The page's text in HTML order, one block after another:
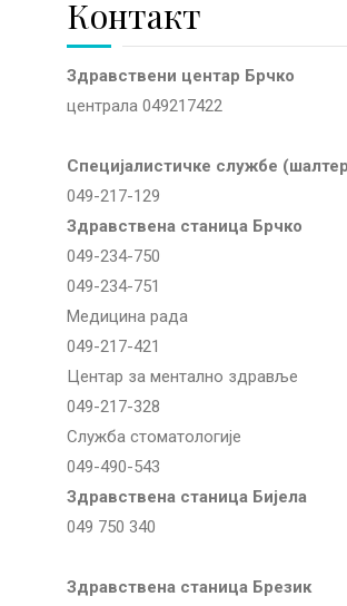
Контакт
Здравствени центар Брчко
централа 049217422
Специјалистичке службе
049-217-129
Здравствена станица Брчко
049-234-750
049-234-751
Медицина рада
049-217-421
Центар за ментално здравље
049-217-328
Служба стоматологије
049-490-543
Здравствена станица Бијела
049 750 340
Здравствена станица Брезик